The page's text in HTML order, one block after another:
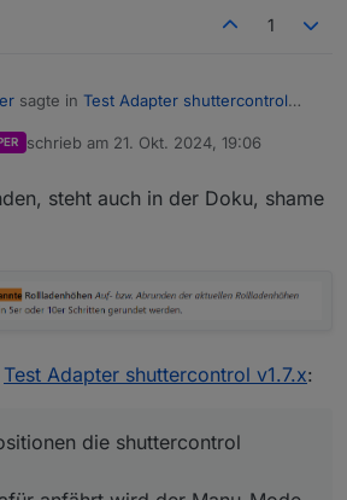
1
sagte in Test Adapter shuttercontrol
manuell wieder auf die
fährt, dass dann wieder
alle Positionen die shuttercontrol bekannt
das irgendwo konfigurieren?
schrieb am 21. Okt. 2024, 19:06
zuletzt editiert von
steht auch in der Doku, shame
Test Adapter shuttercontrol v1.7.x:
die shuttercontrol